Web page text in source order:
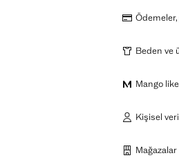
Beden ve
Mango
Kişisel
Mağazalar